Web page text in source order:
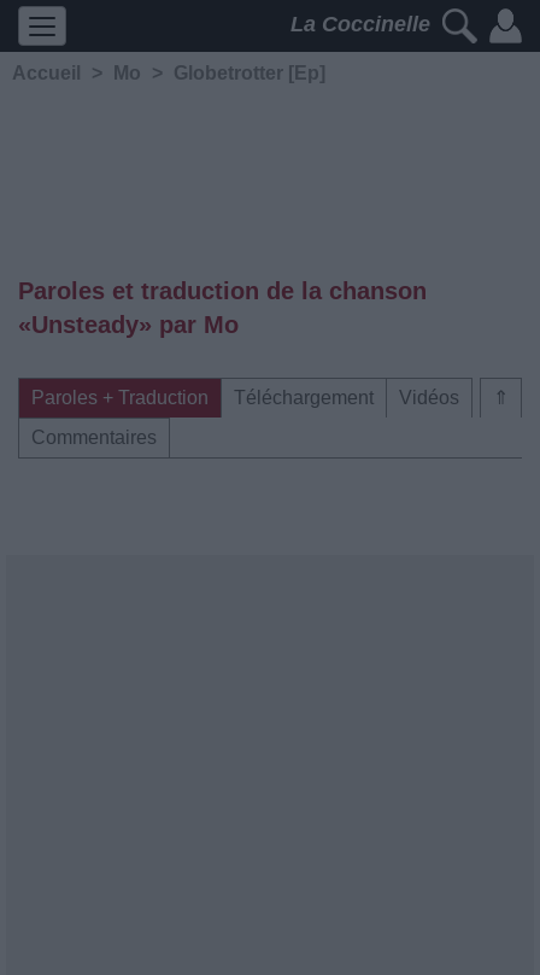
La Coccinelle
Accueil > Mo > Globetrotter [Ep]
Paroles et traduction de la chanson
«Unsteady» par Mo
⇑
Paroles + Traduction Téléchargement
Vidéos
Commentaires